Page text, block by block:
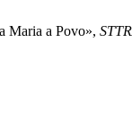
Maria a Povo»,